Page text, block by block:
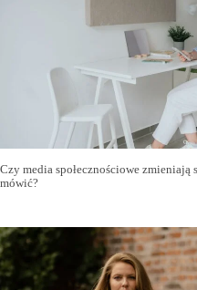
Czy media społecznościowe zmieniają
mówić?